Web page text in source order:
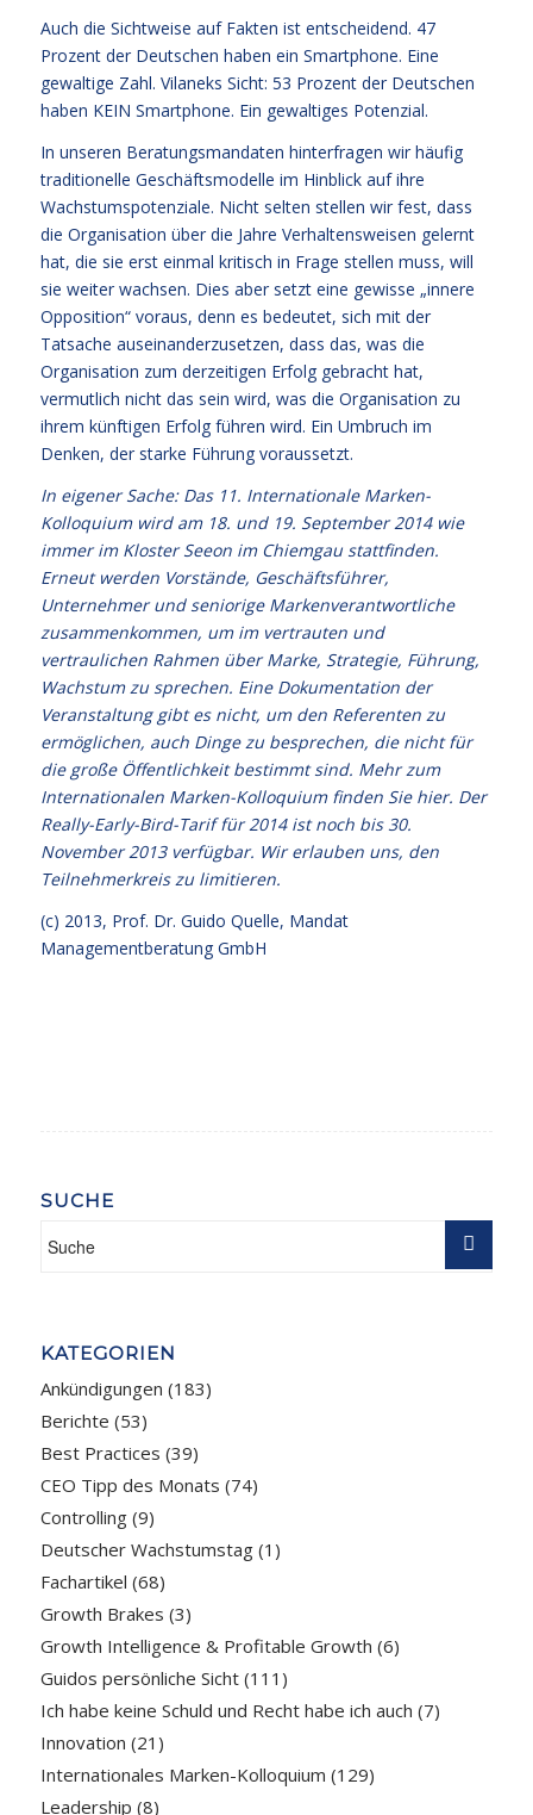
Auch die Sichtweise auf Fakten ist entscheidend. 47
Prozent der Deutschen haben ein Smartphone. Eine
gewaltige Zahl. Vilaneks Sicht: 53 Prozent der Deutschen
haben KEIN Smartphone. Ein gewaltiges Potenzial.
In unseren Beratungsmandaten hinterfragen wir häufig
traditionelle Geschäftsmodelle im Hinblick auf ihre
Wachstumspotenziale. Nicht selten stellen wir fest, dass
die Organisation über die Jahre Verhaltensweisen gelernt
hat, die sie erst einmal kritisch in Frage stellen muss, will
sie weiter wachsen. Dies aber setzt eine gewisse „innere
Opposition“ voraus, denn es bedeutet, sich mit der
Tatsache auseinanderzusetzen, dass das, was die
Organisation zum derzeitigen Erfolg gebracht hat,
vermutlich nicht das sein wird, was die Organisation zu
ihrem künftigen Erfolg führen wird. Ein Umbruch im
Denken, der starke Führung voraussetzt.
In eigener Sache: Das 11. Internationale Marken-
Kolloquium wird am 18. und 19. September 2014 wie
immer im Kloster Seeon im Chiemgau stattfinden.
Erneut werden Vorstände, Geschäftsführer,
Unternehmer und seniorige Markenverantwortliche
zusammenkommen, um im vertrauten und
vertraulichen Rahmen über Marke, Strategie, Führung,
Wachstum zu sprechen. Eine Dokumentation der
Veranstaltung gibt es nicht, um den Referenten zu
ermöglichen, auch Dinge zu besprechen, die nicht für
die große Öffentlichkeit bestimmt sind. Mehr zum
Internationalen Marken-Kolloquium finden Sie hier. Der
Really-Early-Bird-Tarif für 2014 ist noch bis 30.
November 2013 verfügbar. Wir erlauben uns, den
Teilnehmerkreis zu limitieren.
(c) 2013, Prof. Dr. Guido Quelle, Mandat
Managementberatung GmbH
SUCHE
KATEGORIEN
Ankündigungen (183)
Berichte (53)
Best Practices (39)
CEO Tipp des Monats (74)
Controlling(9)
Deutscher Wachstumstag(1)
Fachartikel (68)
Growth Brakes (3)
Growth Intelligence & Profitable Growth (6)
Guidos persönliche Sicht(111)
Ich habe keine Schuld und Recht habe ich auch (7)
Innovation (21)
Internationales Marken-Kolloquium (129)
Leadership (8)